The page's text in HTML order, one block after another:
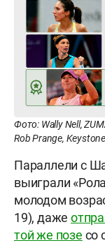
Фото: Wally Nell,
Rob Prange,
Параллели с
выиграли
молодом
19), даже
той же позе со